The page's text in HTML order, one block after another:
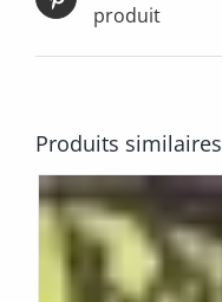
produit
Produits similaires